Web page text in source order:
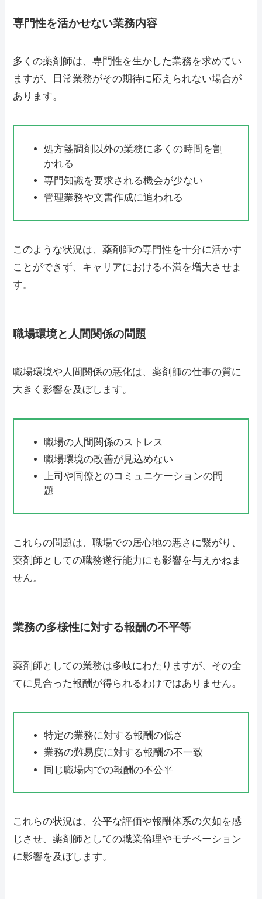
専門性を活かせない業務内容
多くの薬剤師は、専門性を生かした業務を求めてい
ますが、日常業務がその期待に応えられない場合が
あります。
処方箋調剤以外の業務に多くの時間を割
かれる
専門知識を要求される機会が少ない
管理業務や文書作成に追われる
このような状況は、薬剤師の専門性を十分に活かす
ことができず、キャリアにおける不満を増大させま
す。
職場環境と人間関係の問題
職場環境や人間関係の悪化は、薬剤師の仕事の質に
大きく影響を及ぼします。
職場の人間関係のストレス
職場環境の改善が見込めない
上司や同僚とのコミュニケーションの問
題
これらの問題は、職場での居心地の悪さに繋がり、
薬剤師としての職務遂行能力にも影響を与えかねま
せん。
業務の多様性に対する報酬の不平等
薬剤師としての業務は多岐にわたりますが、その全
てに見合った報酬が得られるわけではありません。
特定の業務に対する報酬の低さ
業務の難易度に対する報酬の不一致
同じ職場内での報酬の不公平
これらの状況は、公平な評価や報酬体系の欠如を感
じさせ、薬剤師としての職業倫理やモチベーション
に影響を及ぼします。